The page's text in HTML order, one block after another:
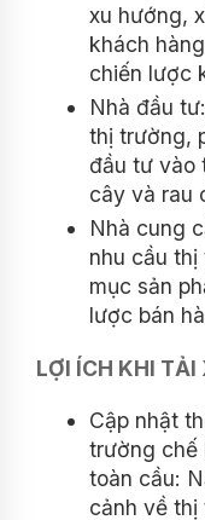
xu hướng,
khách
chiến lược
Nhà đầu
thị trường,
đầu tư vào
cây và rau
Nhà cung
nhu cầu
mục sản
lược bán
LỢI ÍCH KHI TẢI
Cập nhật
trường chế
toàn cầu:
cảnh về